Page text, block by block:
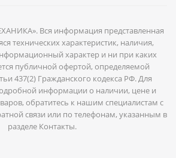
Вся информация представленная
технических характеристик, наличия,
характер и ни при каких
публичной офертой, определяемой
437(2) Гражданского кодекса РФ. Для
информации о наличии, цене и
обратитесь к нашим специалистам с
связи или по телефонам, указанным в
разделе Контакты.